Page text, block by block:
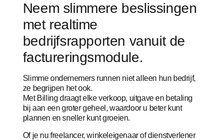
Neem slimmere beslissingen
met realtime
bedrijfsrapporten vanuit de
factureringsmodule.
Slimme ondernemers runnen niet alleen hun bedrijf,
ze begrijpen het ook.
Met Billing draagt ​​elke verkoop, uitgave en betaling
bij aan een groter geheel, waardoor u beter kunt
plannen en sneller kunt groeien.
Of je nu freelancer, winkeleigenaar of dienstverlener